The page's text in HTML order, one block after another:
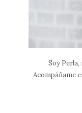
Soy Perla,
Acompáñame